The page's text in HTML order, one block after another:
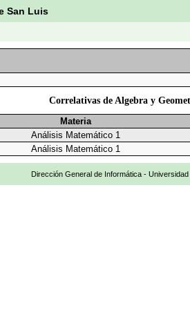
San Luis
Correlativas de Algebra y
Materia
Análisis Matemático 1
Análisis Matemático 1
Dirección General de Informática -